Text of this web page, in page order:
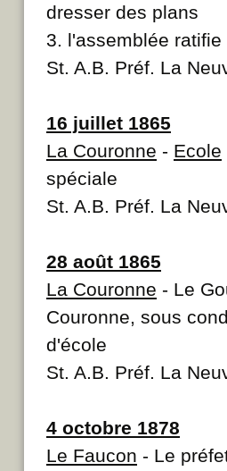
dresser des plans
3. l'assemblée
St. A.B. Préf. La
16 juillet 1865
La Couronne - Ecole
spéciale
St. A.B. Préf. La
28 août 1865
La Couronne - Le
Couronne, sous
d'école
St. A.B. Préf. La
4 octobre 1878
Le Faucon - Le